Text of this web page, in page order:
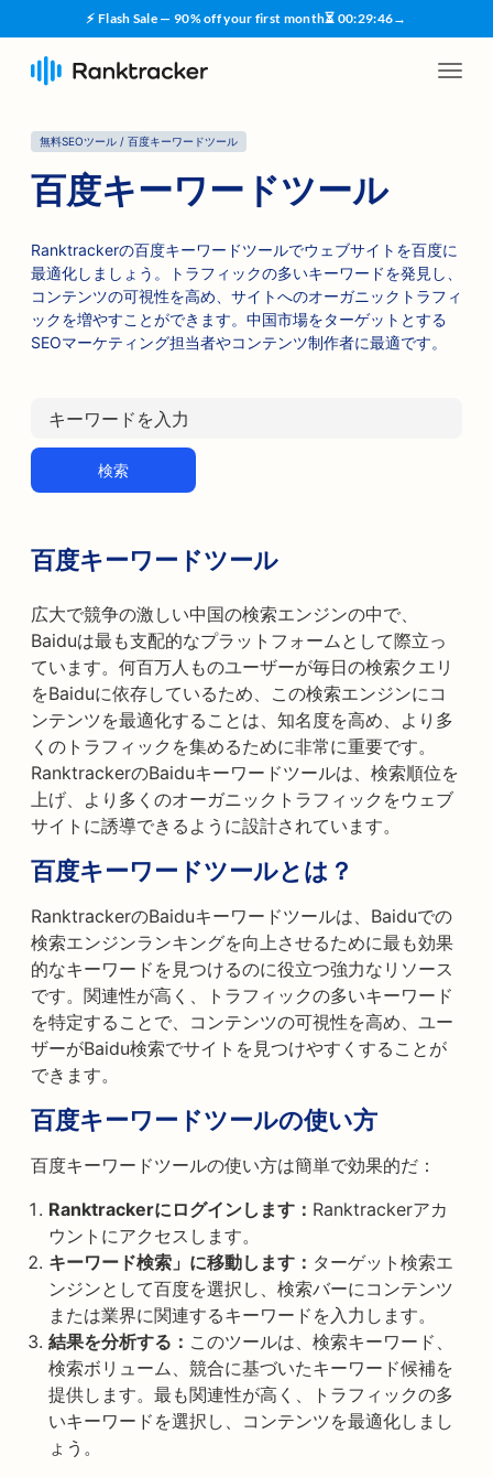
⚡ Flash Sale — 90% off your first month⏳ 00:29:45→
無料SEOツール / 百度キーワードツール
百度キーワードツール
Ranktrackerの百度キーワードツールでウェブサイトを百度に
最適化しましょう。トラフィックの多いキーワードを発見し、
コンテンツの可視性を高め、サイトへのオーガニックトラフィ
ックを増やすことができます。中国市場をターゲットとする
SEOマーケティング担当者やコンテンツ制作者に最適です。
検索
百度キーワードツール
広大で競争の激しい中国の検索エンジンの中で、
Baiduは最も支配的なプラットフォームとして際立っ
ています。何百万人ものユーザーが毎日の検索クエリ
をBaiduに依存しているため、この検索エンジンにコ
ンテンツを最適化することは、知名度を高め、より多
くのトラフィックを集めるために非常に重要です。
RanktrackerのBaiduキーワードツールは、検索順位を
上げ、より多くのオーガニックトラフィックをウェブ
サイトに誘導できるように設計されています。
百度キーワードツールとは？
RanktrackerのBaiduキーワードツールは、Baiduでの
検索エンジンランキングを向上させるために最も効果
的なキーワードを見つけるのに役立つ強力なリソース
です。関連性が高く、トラフィックの多いキーワード
を特定することで、コンテンツの可視性を高め、ユー
ザーがBaidu検索でサイトを見つけやすくすることが
できます。
百度キーワードツールの使い方
百度キーワードツールの使い方は簡単で効果的だ：
Ranktrackerにログインします： Ranktrackerアカ
ウントにアクセスします。
キーワード検索」に移動します： ターゲット検索エ
ンジンとして百度を選択し、検索バーにコンテンツ
または業界に関連するキーワードを入力します。
結果を分析する： このツールは、検索キーワード、
検索ボリューム、競合に基づいたキーワード候補を
提供します。最も関連性が高く、トラフィックの多
いキーワードを選択し、コンテンツを最適化しまし
ょう。